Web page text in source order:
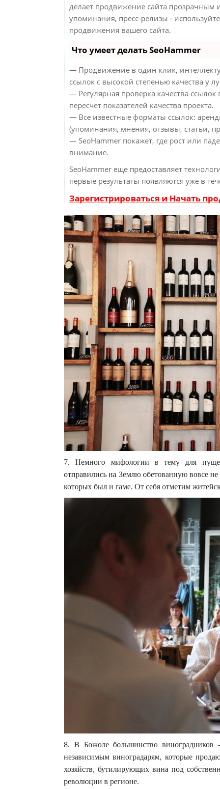
делает продвижение сайта прозрачным
упоминания, пресс-релизы -
продвижения вашего сайта.
Что умеет делать SeoHammer
— Продвижение в один клик,
ссылок с высокой степенью качества у
— Регулярная проверка качества
пересчет показателей качества проекта.
— Все известные форматы ссылок:
(упоминания, мнения, отзывы, статьи,
— SeoHammer покажет, где рост или
внимание.
SeoHammer еще предоставляет
первые результаты появляются уже в
Зарегистрироваться и Начать
7. Немного мифологии в тему для
отправились на Землю обетованную вовсе
которых был и гаме. От себя отметим
8. В Божоле большинство
независимым виноградарям, которые
хозяйств, бутилирующих вина под
революции в регионе.